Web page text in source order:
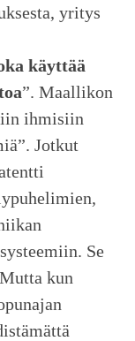
yritys
käyttää
”. Maallikon
ihmisiin
Jotkut
Se
kun